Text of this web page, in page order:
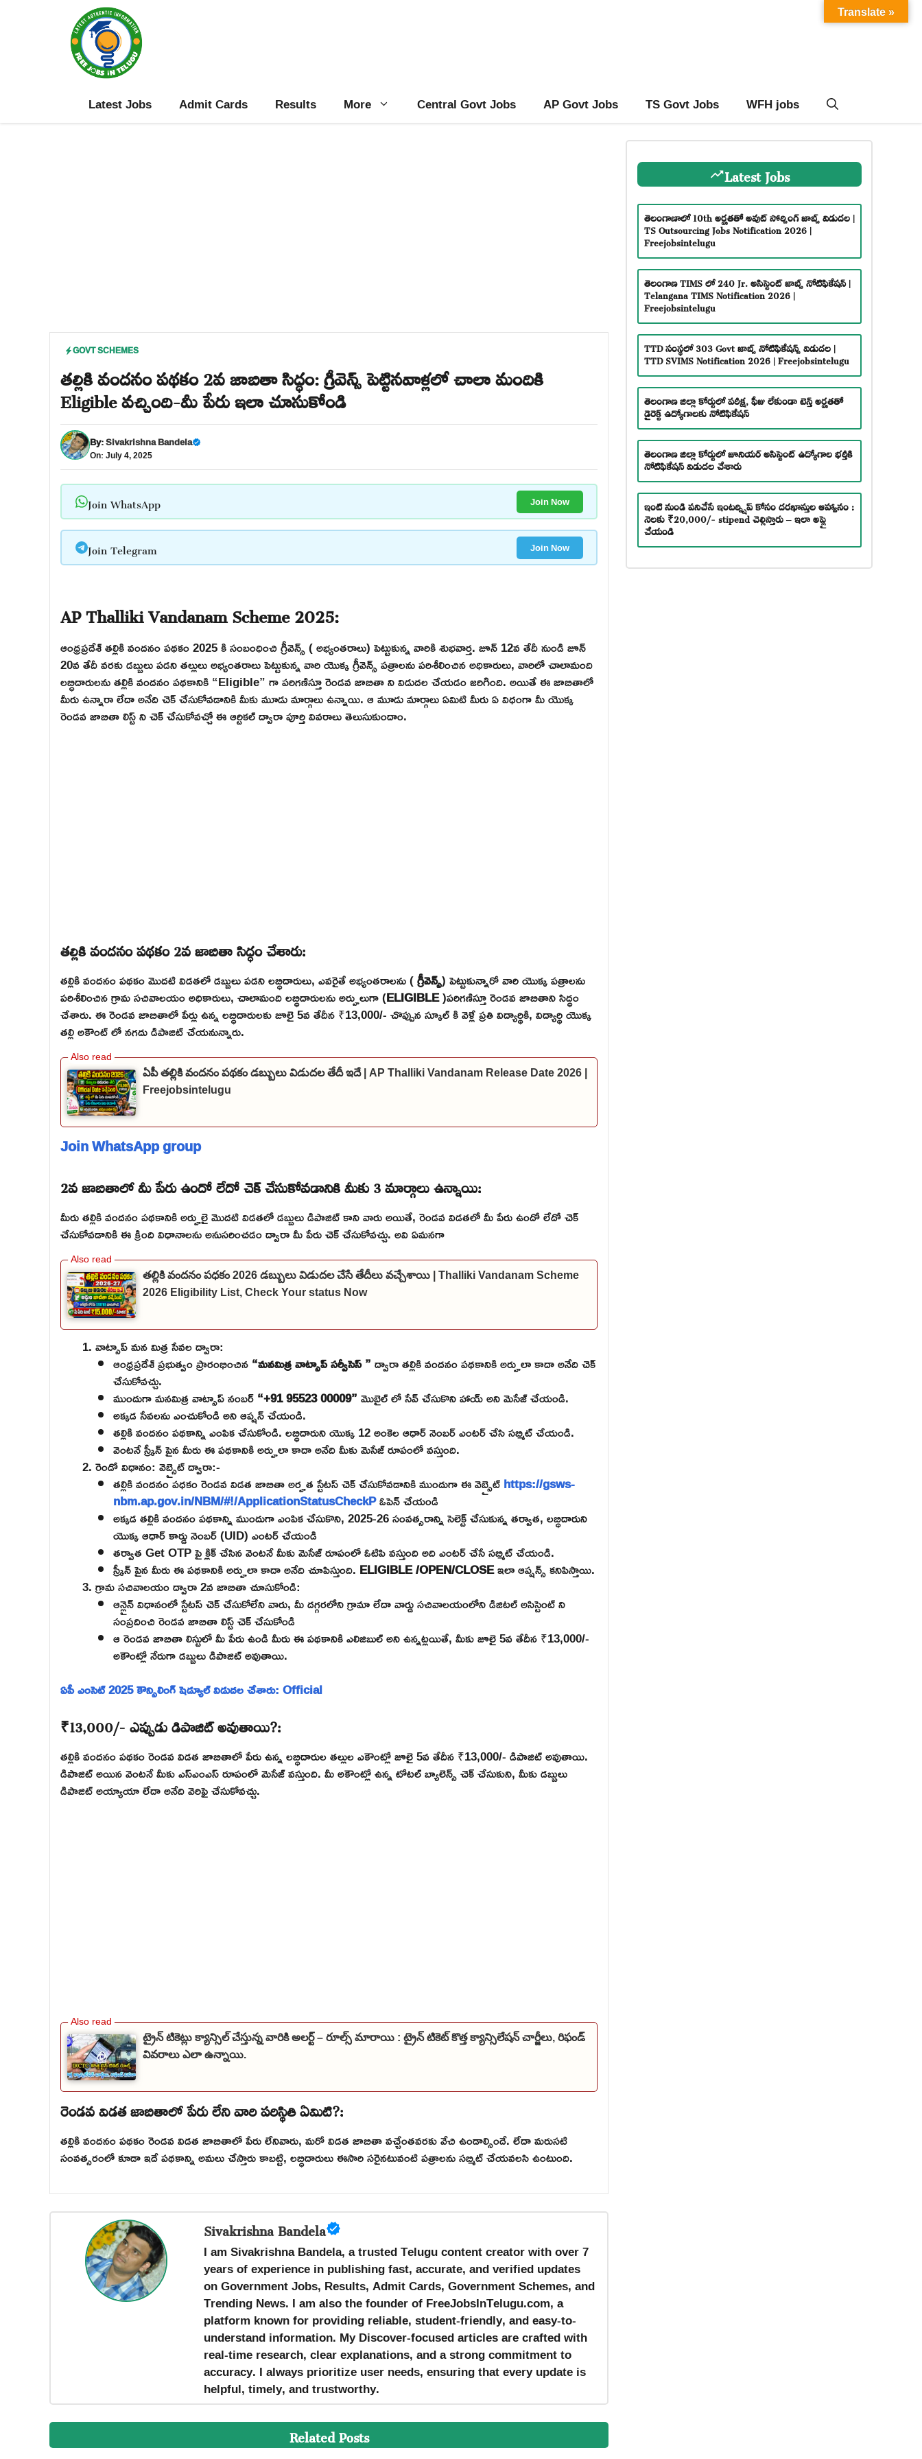
Latest Jobs Admit Cards Results More Central Govt Jobs AP Govt Jobs TS Govt Jobs WFH jobs
GOVT SCHEMES
తల్లికి వందనం పథకం 2వ జాబితా సిద్ధం: గ్రీవెన్స్ పెట్టినవాళ్లలో చాలా మందికి
Eligible వచ్చింది-మీ పేరు ఇలా చూసుకోండి
By:Sivakrishna Bandela
On: July 4, 2025
Join WhatsApp Join Now
Join Telegram Join Now
AP Thalliki Vandanam Scheme 2025:
ఆంధ్రప్రదేశ్ తల్లికి వందనం పథకం 2025 కి సంబంధించి గ్రీవెన్స్ ( అభ్యంతరాలు) పెట్టుకున్న వారికి శుభవార్త. జూన్ 12వ తేదీ నుండి జూన్
20వ తేదీ వరకు డబ్బులు పడని తల్లులు అభ్యంతరాలు పెట్టుకున్న వారి యొక్క గ్రీవెన్స్ పత్రాలను పరిశీలించిన అధికారులు, వారిలో చాలామంది
లబ్ధిదారులను తల్లికి వందనం పథకానికి “Eligible” గా పరిగణిస్తూ రెండవ జాబితా ని విడుదల చేయడం జరిగింది. అయితే ఈ జాబితాలో
మీరు ఉన్నారా లేదా అనేది చెక్ చేసుకోవడానికి మీకు మూడు మార్గాలు ఉన్నాయి. ఆ మూడు మార్గాలు ఏమిటి మీరు ఏ విధంగా మీ యొక్క
రెండవ జాబితా లిస్ట్ ని చెక్ చేసుకోవచ్చో ఈ ఆర్టికల్ ద్వారా పూర్తి వివరాలు తెలుసుకుందాం.
తల్లికి వందనం పథకం 2వ జాబితా సిద్ధం చేశారు:
తల్లికి వందనం పథకం మొదటి విడతలో డబ్బులు పడని లబ్ధిదారులు, ఎవరైతే అభ్యంతరాలను (గ్రీవెన్స్) పెట్టుకున్నారో వారి యొక్క పత్రాలను
పరిశీలించిన గ్రామ సచివాలయం అధికారులు, చాలామంది లబ్ధిదారులను అర్హులుగా (ELIGIBLE)పరిగణిస్తూ రెండవ జాబితాని సిద్ధం
చేశారు. ఈ రెండవ జాబితాలో పేర్లు ఉన్న లబ్ధిదారులకు జూలై 5వ తేదీన ₹13,000/- చొప్పున స్కూల్ కి వెళ్లే ప్రతి విద్యార్థికి, విద్యార్థి యొక్క
తల్లి అకౌంట్ లో నగదు డిపాజిట్ చేయనున్నారు.
ఏపీ తల్లికి వందనం పథకం డబ్బులు విడుదల తేదీ ఇదే | AP Thalliki Vandanam Release Date 2026 |
Freejobsintelugu
Join WhatsApp group
2వ జాబితాలో మీ పేరు ఉందో లేదో చెక్ చేసుకోవడానికి మీకు 3 మార్గాలు ఉన్నాయి:
మీరు తల్లికి వందనం పథకానికి అర్హులై మొదటి విడతలో డబ్బులు డిపాజిట్ కాని వారు అయితే, రెండవ విడతలో మీ పేరు ఉందో లేదో చెక్
చేసుకోవడానికి ఈ క్రింది విధానాలను అనుసరించడం ద్వారా మీ పేరు చెక్ చేసుకోవచ్చు. అవి ఏమనగా
తల్లికి వందనం పధకం 2026 డబ్బులు విడుదల చేసే తేదీలు వచ్చేశాయి | Thalliki Vandanam Scheme
2026 Eligibility List, Check Your status Now
వాట్సాప్ మన మిత్ర సేవల ద్వారా:
ఆంధ్రప్రదేశ్ ప్రభుత్వం ప్రారంభించిన“మనమిత్ర వాట్సాప్ సర్వీసెస్ ”ద్వారా తల్లికి వందనం పథకానికి అర్హులా కాదా అనేది చెక్
చేసుకోవచ్చు.
ముందుగా మనమిత్ర వాట్సాప్ నంబర్“+91 95523 00009”మొబైల్ లో సేవ్ చేసుకొని హాయ్ అని మెసేజ్ చేయండి.
అక్కడ సేవలను ఎంచుకోండి అని ఆప్షన్ చేయండి.
తల్లికి వందనం పథకాన్ని ఎంపిక చేసుకోండి. లబ్ధిదారుని యొక్క 12 అంకెల ఆధార్ నెంబర్ ఎంటర్ చేసి సబ్మిట్ చేయండి.
వెంటనే స్క్రీన్ పైన మీరు ఈ పథకానికి అర్హులా కాదా అనేది మీకు మెసేజ్ రూపంలో వస్తుంది.
రెండో విధానం: వెబ్సైట్ ద్వారా:-
తల్లికి వందనం పధకం రెండవ విడత జాబితా అర్హత స్టేటస్ చెక్ చేసుకోవడానికి ముందుగా ఈ వెబ్సైట్https://gsws-
nbm.ap.gov.in/NBM/#!/ApplicationStatusCheckPఓపెన్ చేయండి
అక్కడ తల్లికి వందనం పథకాన్ని ముందుగా ఎంపిక చేసుకొని, 2025-26 సంవత్సరాన్ని సెలెక్ట్ చేసుకున్న తర్వాత, లబ్ధిదారుని
యొక్క ఆధార్ కార్డు నెంబర్ (UID) ఎంటర్ చేయండి
తర్వాత Get OTP పై క్లిక్ చేసిన వెంటనే మీకు మెసేజ్ రూపంలో ఓటిపి వస్తుంది అది ఎంటర్ చేసే సబ్మిట్ చేయండి.
స్క్రీన్ పైన మీరు ఈ పథకానికి అర్హులా కాదా అనేది చూపిస్తుంది. ELIGIBLE /OPEN/CLOSEఇలా ఆప్షన్స్ కనిపిస్తాయి.
గ్రామ సచివాలయం ద్వారా 2వ జాబితా చూసుకోండి:
ఆన్లైన్ విధానంలో స్టేటస్ చెక్ చేసుకోలేని వారు, మీ దగ్గరలోని గ్రామా లేదా వార్డు సచివాలయంలోని డిజిటల్ అసిస్టెంట్ ని
సంప్రదించి రెండవ జాబితా లిస్ట్ చెక్ చేసుకోండి
ఆ రెండవ జాబితా లిస్టులో మీ పేరు ఉండి మీరు ఈ పథకానికి ఎలిజిబుల్ అని ఉన్నట్లయితే, మీకు జూలై 5వ తేదీన ₹13,000/-
అకౌంట్లో నేరుగా డబ్బులు డిపాజిట్ అవుతాయి.
ఏపీ ఎంసెట్ 2025 కౌన్సిలింగ్ షెడ్యూల్ విడుదల చేశారు: Official
₹13,000/- ఎప్పుడు డిపాజిట్ అవుతాయి?:
తల్లికి వందనం పథకం రెండవ విడత జాబితాలో పేరు ఉన్న లబ్ధిదారుల తల్లుల ఎకౌంట్లో జూలై 5వ తేదీన ₹13,000/- డిపాజిట్ అవుతాయి.
డిపాజిట్ అయిన వెంటనే మీకు ఎస్ఎంఎస్ రూపంలో మెసేజ్ వస్తుంది. మీ అకౌంట్లో ఉన్న టోటల్ బ్యాలెన్స్ చెక్ చేసుకుని, మీకు డబ్బులు
డిపాజిట్ అయ్యాయా లేదా అనేది వెరిఫై చేసుకోవచ్చు.
ట్రైన్ టికెట్లు క్యాన్సిల్ చేస్తున్న వారికి అలర్ట్ – రూల్స్ మారాయి : ట్రైన్ టికెట్ కొత్త క్యాన్సిలేషన్ చార్జీలు, రిఫండ్
వివరాలు ఎలా ఉన్నాయి.
రెండవ విడత జాబితాలో పేరు లేని వారి పరిస్థితి ఏమిటి?:
తల్లికి వందనం పథకం రెండవ విడత జాబితాలో పేరు లేనివారు, మరో విడత జాబితా వచ్చేంతవరకు వేచి ఉండాల్సిందే. లేదా మరుసటి
సంవత్సరంలో కూడా ఇదే పథకాన్ని అమలు చేస్తారు కాబట్టి, లబ్ధిదారులు ఈసారి సరైనటువంటి పత్రాలను సబ్మిట్ చేయవలసి ఉంటుంది.
Sivakrishna Bandela
I am Sivakrishna Bandela, a trusted Telugu content creator with over 7
years of experience in publishing fast, accurate, and verified updates
on Government Jobs, Results, Admit Cards, Government Schemes, and
Trending News. I am also the founder of FreeJobsInTelugu.com, a
platform known for providing reliable, student-friendly, and easy-to-
understand information. My Discover-focused articles are crafted with
real-time research, clear explanations, and a strong commitment to
accuracy. I always prioritize user needs, ensuring that every update is
helpful, timely, and trustworthy.
Related Posts
Latest Jobs
తెలంగాణాలో 10th అర్హతతో అవుట్ సోర్సింగ్ జాబ్స్ విడుదల |
TS Outsourcing Jobs Notification 2026 |
Freejobsintelugu
తెలంగాణ TIMS లో 240 Jr. అసిస్టెంట్ జాబ్స్ నోటిఫికేషన్ |
Telangana TIMS Notification 2026 |
Freejobsintelugu
TTD సంస్థలో 303 Govt జాబ్స్ నోటిఫికేషన్స్ విడుదల |
TTD SVIMS Notification 2026 | Freejobsintelugu
తెలంగాణ జిల్లా కోర్టులో పరీక్ష, ఫీజు లేకుండా టెన్త్ అర్హతతో
డైరెక్ట్ ఉద్యోగాలకు నోటిఫికేషన్
తెలంగాణ జిల్లా కోర్టులో జూనియర్ అసిస్టెంట్ ఉద్యోగాల భర్తీకి
నోటిఫికేషన్ విడుదల చేశారు
ఇంటి నుండి పనిచేసే ఇంటర్న్షిప్ కోసం దరఖాస్తుల ఆహ్వానం :
నెలకు ₹20,000/- stipend చెల్లిస్తారు – ఇలా అప్లై
చేయండి
Translate »